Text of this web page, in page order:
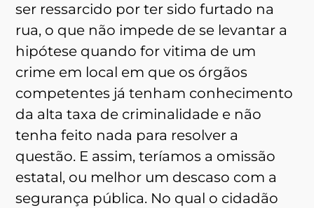
ser ressarcido por ter sido furtado na
rua, o que não impede de se levantar a
hipótese quando for vitima de um
crime em local em que os órgãos
competentes já tenham conhecimento
da alta taxa de criminalidade e não
tenha feito nada para resolver a
questão. E assim, teríamos a omissão
estatal, ou melhor um descaso com a
segurança pública. No qual o cidadão